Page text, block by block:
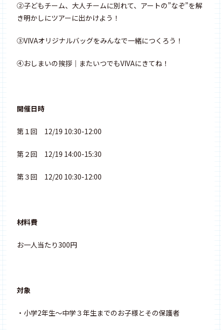
②子どもチーム、大人チームに別れて、アートの”なぞ”を解
き明かしにツアーに出かけよう！
③VIVAオリジナルバッグをみんなで一緒につくろう！
④おしまいの挨拶｜またいつでもVIVAにきてね！
開催日時
第１回 12/19 10:30-12:00
第２回 12/19 14:00-15:30
第３回 12/20 10:30-12:00
材料費
お一人当たり300円
対象
・小学2年生〜中学３年生までのお子様とその保護者